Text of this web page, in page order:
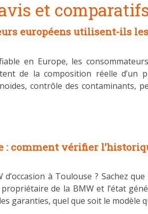
et
européens utilisent-ils
en Europe, les
de la composition réelle d’un
contrôle des contaminants,
: comment vérifier
d’occasion à Toulouse ? Sachez
de la BMW et l’état
garanties, quel que soit le modèle